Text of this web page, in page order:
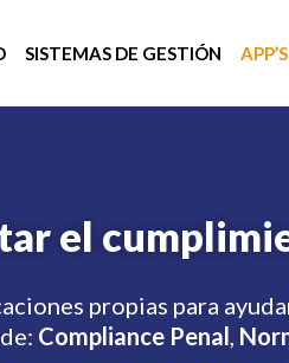
SISTEMAS DE GESTIÓN APP’S
el
propias para
Compliance Penal,